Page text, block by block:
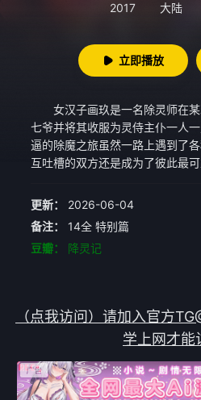
2017 大陆
立即播放
女汉子画玖是一名除灵师在某
七爷并将其收服为灵侍主仆一人
逼的除魔之旅虽然一路上遇到了
互吐槽的双方还是成为了彼此最
更新：
2026-06-04
备注：
14全 特别篇
豆瓣：
降灵记
（点我访问）请加入官方
学上网才能